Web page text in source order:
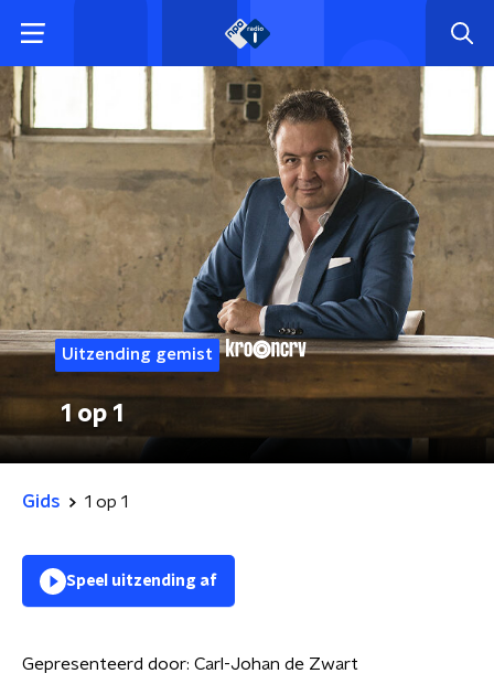
Uitzending gemist
1 op 1
Gids 1 op 1
Speel uitzending af
Gepresenteerd door: Carl-Johan de Zwart